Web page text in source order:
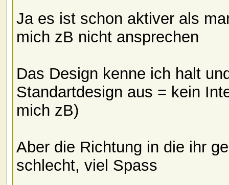
Ja es ist schon aktiver als
mich zB nicht ansprechen
Das Design kenne ich halt
Standartdesign aus = kein
mich zB)
Aber die Richtung in die ihr
schlecht, viel Spass